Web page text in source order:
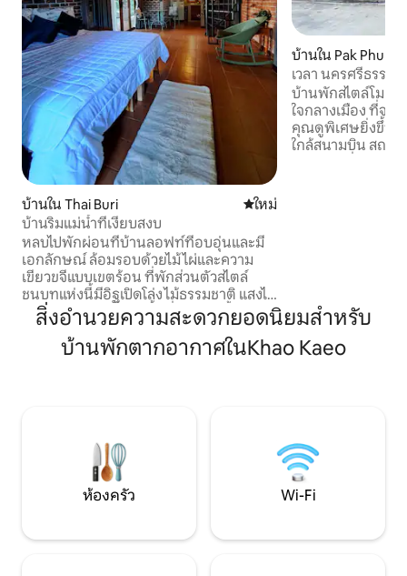
บ้านใน Thai Buri ที่พักใหม่
ใหม่
บ้านริมแม่น้ำที่เงียบสงบ
หลบไปพักผ่อนที่บ้านลอฟท์ที่อบอุ่นและมี
เอกลักษณ์ ล้อมรอบด้วยไม้ไผ่และความ
เขียวขจีแบบเขตร้อน ที่พักส่วนตัวสไตล์
ชนบทแห่งนี้มีอิฐเปิดโล่ง ไม้ธรรมชาติ แสงไฟ
นุ่มนวล และวิวสวน มีพื้นที่นอนอยู่ชั้นล่าง
โลฟท์แบบเมซซานีนที่อบอุ่น ห้องครัวเล็ก
ห้องน้ำ และระเบียงที่มีหลังคาคลุม เหมาะ
อ่านหนังสือ ทำอาหาร และเพลิดเพลินกับ
บ้านใน Pak Phun
เวลา นครศรีธรรมร
บ้านพักสไตล์โมเดิร์น
ใจกลางเมือง ที่จะ
คุณดูพิเศษยิ่งขึ้น ด้
ใกล้สนามบิน สถา
สิ่งอำนวยความสะดวกยอดนิยมสำหรับ
บ้านพักตากอากาศในKhao Kaeo
ห้องครัว Wi-Fi